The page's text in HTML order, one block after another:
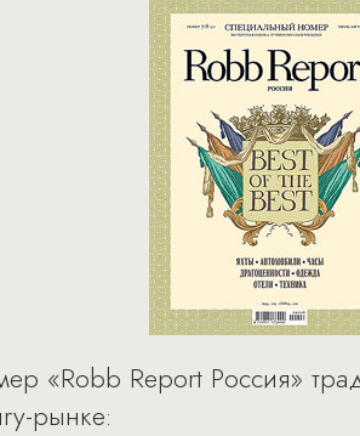
«Robb Report Россия»
рынке: